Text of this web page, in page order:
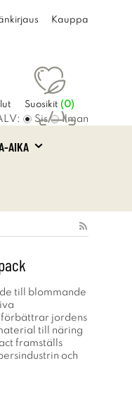
Kauppa
Suosikit (0)
Ostoskori
Sis Ilman
AIKA
till blommande
förbättrar jordens
till näring
framställs
och